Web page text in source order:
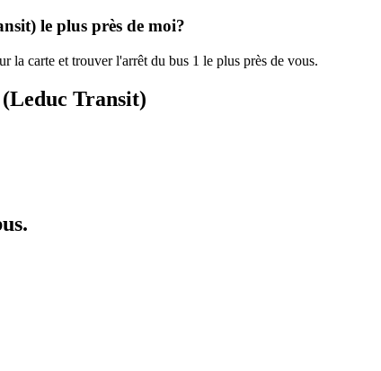
le plus près de moi?
la carte et trouver l'arrêt du bus 1 le plus près de vous.
Transit)